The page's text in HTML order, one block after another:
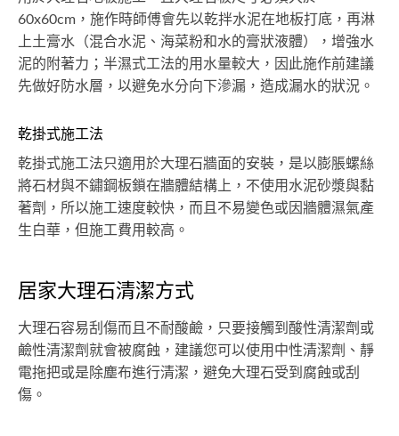
60x60cm，施作時師傅會先以乾拌水泥在地板打底，再淋
上土膏水（混合水泥、海菜粉和水的膏狀液體），增強水
泥的附著力；半濕式工法的用水量較大，因此施作前建議
先做好防水層，以避免水分向下滲漏，造成漏水的狀況。
乾掛式施工法
乾掛式施工法只適用於大理石牆面的安裝，是以膨脹螺絲
將石材與不鏽鋼板鎖在牆體結構上，不使用水泥砂漿與黏
著劑，所以施工速度較快，而且不易變色或因牆體濕氣產
生白華，但施工費用較高。
居家大理石清潔方式
大理石容易刮傷而且不耐酸鹼，只要接觸到酸性清潔劑或
鹼性清潔劑就會被腐蝕，建議您可以使用中性清潔劑、靜
電拖把或是除塵布進行清潔，避免大理石受到腐蝕或刮
傷。